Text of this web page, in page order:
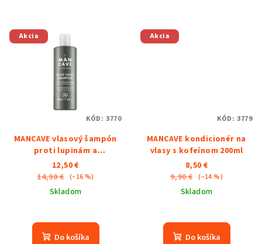
Akcia
MANCAVE vlasový šampón
proti lupinám a
vypadávaniu vlasov 350ml
12,50 €
14,90 € (–16 %)
Skladom
hodnotenie
produktu
Do košíka
KÓD: 3770
Akcia
MANCAVE kondicionér na
vlasy s kofeínom 200ml
8,50 €
9,90 € (–14 %)
Skladom
Do košíka
KÓD: 3779